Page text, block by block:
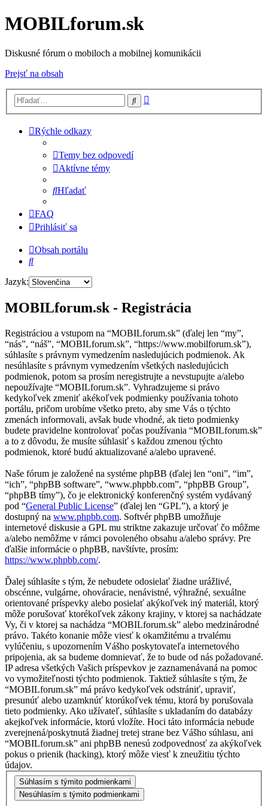
MOBILforum.sk
Diskusné fórum o mobiloch a mobilnej komunikácii
Prejsť na obsah
Hľadať
Rýchle odkazy
Temy bez odpovedí
Aktívne témy
Hľadať
FAQ
Prihlásiť sa
Obsah portálu
Hľadať
Jazyk:
MOBILforum.sk - Registrácia
Registráciou a vstupom na “MOBILforum.sk” (ďalej len “my”,
“nás”, “náš”, “MOBILforum.sk”, “https://www.mobilforum.sk”),
súhlasíte s právnym vymedzením nasledujúcich podmienok. Ak
nesúhlasíte s právnym vymedzením všetkých nasledujúcich
podmienok, potom sa prosím neregistrujte a nevstupujte a/alebo
nepoužívajte “MOBILforum.sk”. Vyhradzujeme si právo
kedykoľvek zmeniť akékoľvek podmienky používania tohoto
portálu, pričom urobíme všetko preto, aby sme Vás o týchto
zmenách informovali, avšak bude vhodné, ak tieto podmienky
budete pravidelne kontrolovať počas používania “MOBILforum.sk”
a to z dôvodu, že musíte súhlasiť s každou zmenou týchto
podmienok, ktoré budú aktualizované a/alebo upravené.
Naše fórum je založené na systéme phpBB (ďalej len “oni”, “im”,
“ich”, “phpBB software”, “www.phpbb.com”, “phpBB Group”,
“phpBB tímy”), čo je elektronický konferenčný systém vydávaný
pod “General Public License” (ďalej len “GPL”), a ktorý je
dostupný na www.phpbb.com. Softvér phpBB umožňuje
internetové diskusie a GPL mu striktne zakazuje určovať čo môžme
a/alebo nemôžme v rámci povoleného obsahu a/alebo správy. Pre
ďalšie informácie o phpBB, navštívte, prosím:
https://www.phpbb.com/.
Ďalej súhlasíte s tým, že nebudete odosielať žiadne urážlivé,
obscénne, vulgárne, ohováracie, nenávistné, výhražné, sexuálne
orientované príspevky alebo posielať akýkoľvek iný materiál, ktorý
môže porušovať ktorékoľvek zákony krajiny, v ktorej sa nachádzate
Vy, či v ktorej sa nachádza “MOBILforum.sk” alebo medzinárodné
právo. Takéto konanie môže viesť k okamžitému a trvalému
vylúčeniu, s upozornením Vášho poskytovateľa internetového
pripojenia, ak sa budeme domnievať, že to bude od nás požadované.
IP adresa všetkých Vašich príspevkov je zaznamenávaná na pomoc
vo vymožiteľnosti týchto podmienok. Taktiež súhlasíte s tým, že
“MOBILforum.sk” má právo kedykoľvek odstrániť, upraviť,
presunúť alebo uzamknúť ktorúkoľvek tému, ktorá by porušovala
tieto podmienky. Ako užívateľ, súhlasíte s ukladaním do databázy
akejkoľvek informácie, ktorú vložíte. Hoci táto informácia nebude
zverejnená/poskytnutá žiadnej tretej strane bez Vášho súhlasu, ani
“MOBILforum.sk” ani phpBB nenesú zodpovednosť za akýkoľvek
pokus o prienik (hacking), ktorý môže viesť k zneužitiu týchto
údajov.